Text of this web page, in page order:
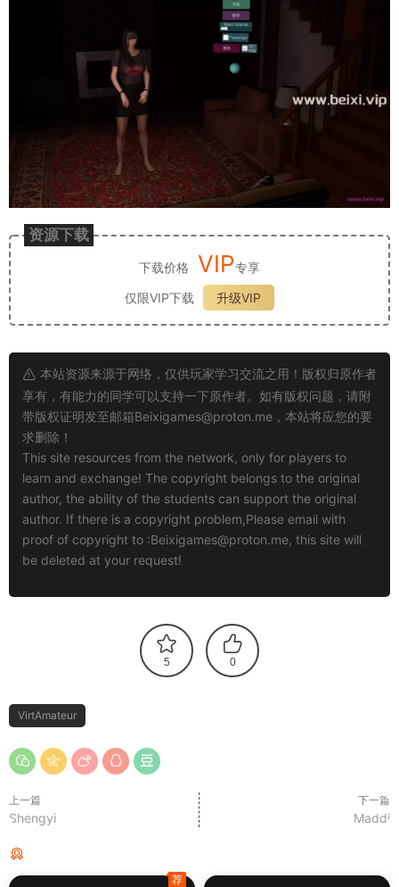
资源下载
下载价格 VIP专享
仅限VIP下载
升级VIP
本站资源来源于网络，仅供玩家学习交流之用！版权归原作者
享有，有能力的同学可以支持一下原作者。如有版权问题，请附
带版权证明发至邮箱Beixigames@proton.me ，本站将应您的要
求删除！
This site resources from the network, only for players to
learn and exchange! The copyright belongs to the original
author, the ability of the students can support the original
author. If there is a copyright problem,Please email with
proof of copyright to :Beixigames@proton.me, this site will
be deleted at your request!
5 0
VirtAmateur
上一篇
Shengyi
下一篇
Maddi
荐